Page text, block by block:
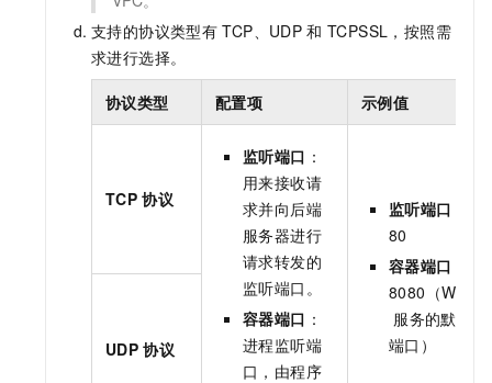
支持的协议类型有 TCP、UDP 和 TCPSSL，按照需
求进行选择。
协议类型 配置项 示例值
TCP 协议
监听端口 ：
用来接收请
求并向后端
服务器进行
请求转发的
监听端口。
容器端口 ：
进程监听端
口，由程序
监听端口
80
容器端口
8080（Web
服务的默认
端口）
UDP 协议